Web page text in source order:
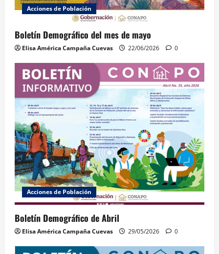
Acciones de Población
Boletín Demográfico del mes de mayo
Elisa América Campaña Cuevas 22/06/2026 0
Acciones de Población
Boletín Demográfico de Abril
Elisa América Campaña Cuevas 29/05/2026 0